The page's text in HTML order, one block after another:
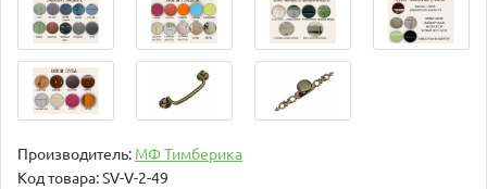
Производитель: МФ Тимберика
Код товара:SV-V-2-49